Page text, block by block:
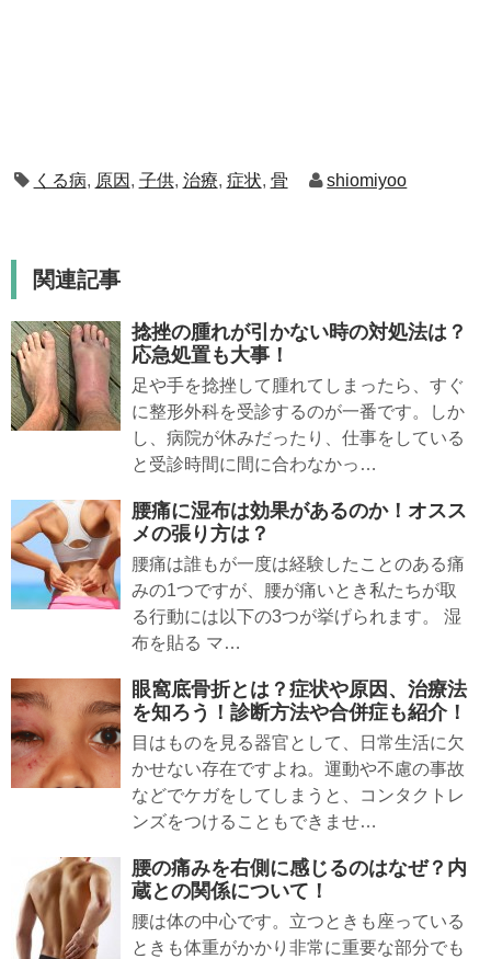
くる病, 原因 , 子供, 治療, 症状, 骨 shiomiyoo
関連記事
捻挫の腫れが引かない時の対処法は？
応急処置も大事！
足や手を捻挫して腫れてしまったら、すぐ
に整形外科を受診するのが一番です。しか
し、病院が休みだったり、仕事をしている
と受診時間に間に合わなかっ…
腰痛に湿布は効果があるのか！オスス
メの張り方は？
腰痛は誰もが一度は経験したことのある痛
みの1つですが、腰が痛いとき私たちが取
る行動には以下の3つが挙げられます。 湿
布を貼る マ…
眼窩底骨折とは？症状や原因、治療法
を知ろう！診断方法や合併症も紹介！
目はものを見る器官として、日常生活に欠
かせない存在ですよね。運動や不慮の事故
などでケガをしてしまうと、コンタクトレ
ンズをつけることもできませ…
腰の痛みを右側に感じるのはなぜ？内
蔵との関係について！
腰は体の中心です。立つときも座っている
ときも体重がかかり非常に重要な部分でも